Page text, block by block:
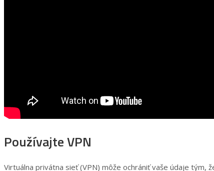
Používajte VPN
Virtuálna privátna sieť (VPN) môže ochrániť vaše údaje